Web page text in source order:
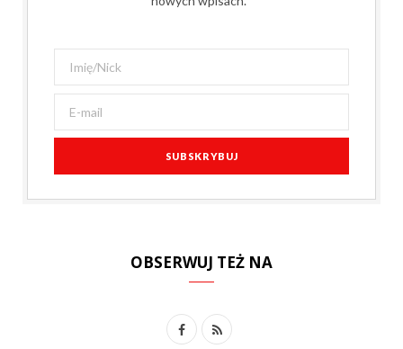
OBSERWUJ TEŻ NA
F
R